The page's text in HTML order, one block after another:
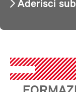
Aderisci